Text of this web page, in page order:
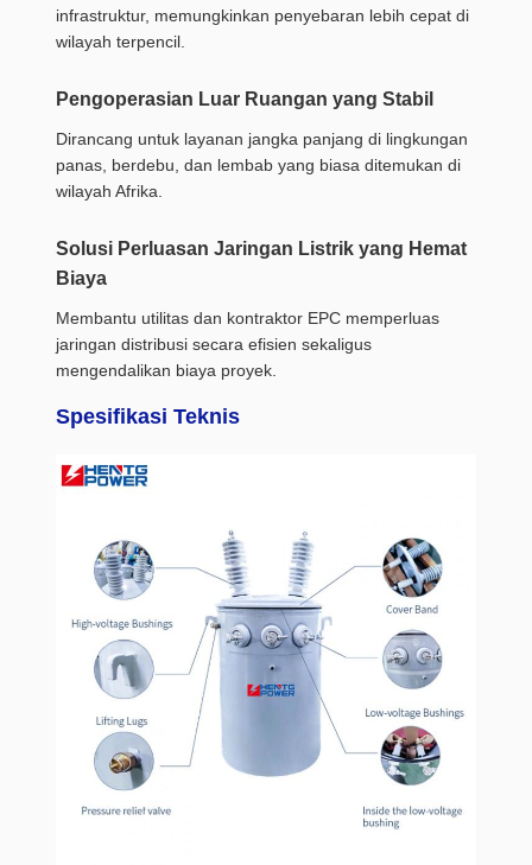
infrastruktur, memungkinkan penyebaran lebih cepat di
wilayah terpencil.
Pengoperasian Luar Ruangan yang Stabil
Dirancang untuk layanan jangka panjang di lingkungan
panas, berdebu, dan lembab yang biasa ditemukan di
wilayah Afrika.
Solusi Perluasan Jaringan Listrik yang Hemat
Biaya
Membantu utilitas dan kontraktor EPC memperluas
jaringan distribusi secara efisien sekaligus
mengendalikan biaya proyek.
Spesifikasi Teknis